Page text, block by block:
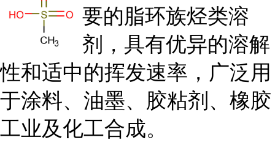
要的脂环族烃类溶
剂，具有优异的溶解
性和适中的挥发速率，广泛用
于涂料、油墨、胶粘剂、橡胶
工业及化工合成。